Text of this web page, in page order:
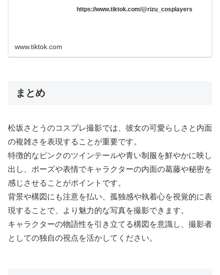
https://www.tiktok.com/@rizu_cosplayers
www.tiktok.com
まとめ
松坂さとうのコスプレ撮影では、彼女の可愛らしさと内面
の複雑さを表現することが重要です。
特徴的なピンクのツインテールや青い制服を鮮やかに映し
出し、ポーズや表情でキャラクターの内面の葛藤や秘密を
感じさせることがポイントです。
背景や構図にも注意を払い、孤独感や執着心を視覚的に表
現することで、より魅力的な写真を撮影できます。
キャラクターの物語性を引き立てる構図を意識し、撮影者
としての独自の視点を活かしてください。